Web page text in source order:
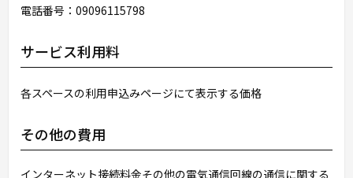
電話番号：09096115798
サービス利用料
各スペースの利用申込みページにて表示する価格
その他の費用
インターネット接続料金その他の電気通信回線の通信に関する